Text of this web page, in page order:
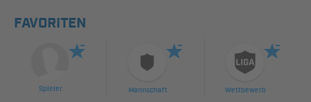
FAVORITEN
Spieler Mannschaft Wettbewerb